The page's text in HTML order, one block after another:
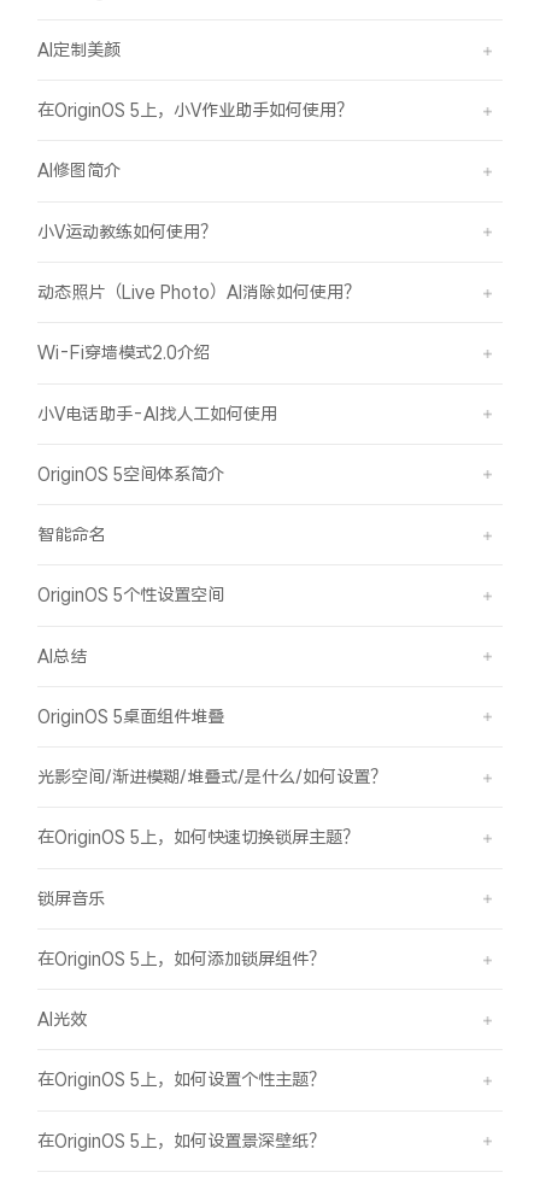
AI定制美颜
在OriginOS 5上，小V作业助手如何使用？
AI修图简介
小V运动教练如何使用？
动态照片（Live Photo）AI消除如何使用？
Wi-Fi穿墙模式2.0介绍
小V电话助手-AI找人工如何使用
OriginOS 5空间体系简介
智能命名
OriginOS 5个性设置空间
AI总结
OriginOS 5桌面组件堆叠
光影空间/渐进模糊/堆叠式/是什么/如何设置？
在OriginOS 5上，如何快速切换锁屏主题？
锁屏音乐
在OriginOS 5上，如何添加锁屏组件？
AI光效
在OriginOS 5上，如何设置个性主题？
在OriginOS 5上，如何设置景深壁纸？